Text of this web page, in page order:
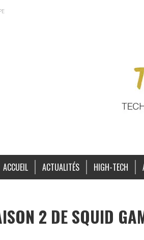
ACCUEIL ACTUALITÉS HIGH-TECH
2 DE SQUID